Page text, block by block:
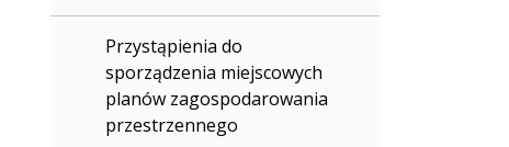
Przystąpienia do
sporządzenia miejscowych
planów zagospodarowania
przestrzennego